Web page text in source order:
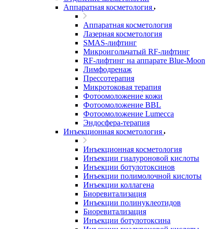
Аппаратная косметология
Аппаратная косметология
Лазерная косметология
SMAS-лифтинг
Микроигольчатый RF-лифтинг
RF-лифтинг на аппарате Blue-Moon
Лимфодренаж
Прессотерапия
Микротоковая терапия
Фотоомоложение кожи
Фотоомоложение BBL
Фотоомоложение Lumecca
Эндосфера-терапия
Инъекционная косметология
Инъекционная косметология
Инъекции гиалуроновой кислоты
Инъекции ботулотоксинов
Инъекции полимолочной кислоты
Инъекции коллагена
Биоревитализация
Инъекции полинуклеотидов
Биоревитализация
Инъекции ботулотоксина